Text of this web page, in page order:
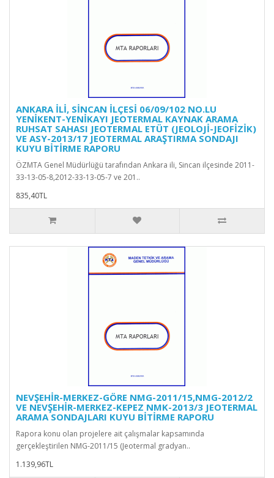
ANKARA İLİ, SİNCAN İLÇESİ 06/09/102 NO.LU
YENİKENT-YENİKAYI JEOTERMAL KAYNAK ARAMA
RUHSAT SAHASI JEOTERMAL ETÜT (JEOLOJİ-JEOFİZİK)
VE ASY-2013/17 JEOTERMAL ARAŞTIRMA SONDAJI
KUYU BİTİRME RAPORU
ÖZMTA Genel Müdürlüğü tarafından Ankara ili, Sincan ilçesinde 2011-
33-13-05-8,2012-33-13-05-7 ve 201..
835,40TL
NEVŞEHİR-MERKEZ-GÖRE NMG-2011/15,NMG-2012/2
VE NEVŞEHİR-MERKEZ-KEPEZ NMK-2013/3 JEOTERMAL
ARAMA SONDAJLARI KUYU BİTİRME RAPORU
Rapora konu olan projelere ait çalışmalar kapsamında
gerçekleştirilen NMG-2011/15 (Jeotermal gradyan..
1.139,96TL